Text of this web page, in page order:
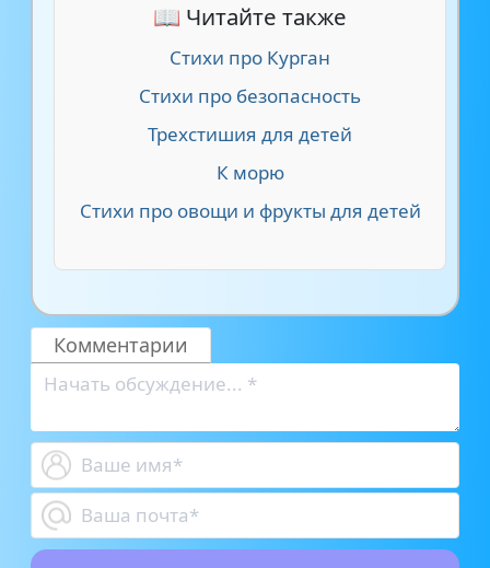
📖 Читайте также
Стихи про Курган
Стихи про безопасность
Трехстишия для детей
К морю
Стихи про овощи и фрукты для детей
Комментарии